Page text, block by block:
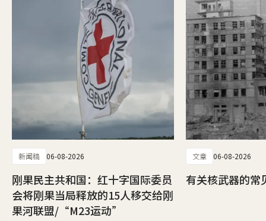
新闻稿 06-08-2026
刚果民主共和国：红十字国际委员
会将刚果当局释放的15人移交给刚
果河联盟/“M23运动”
文章 06-08-2026
有关核武器的常